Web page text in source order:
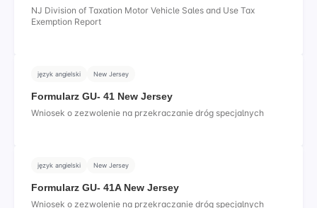
NJ Division of Taxation Motor Vehicle Sales and Use Tax
Exemption Report
język angielski New Jersey
Formularz GU- 41 New Jersey
Wniosek o zezwolenie na przekraczanie dróg specjalnych
język angielski New Jersey
Formularz GU- 41A New Jersey
Wniosek o zezwolenie na przekraczanie dróg specjalnych